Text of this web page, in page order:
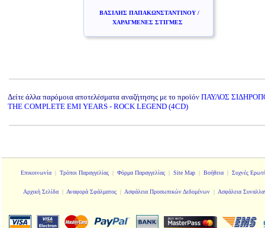
ΒΑΣΙΛΗΣ ΠΑΠΑΚΩΝΣΤΑΝΤΙΝΟΥ /
ΧΑΡΑΓΜΕΝΕΣ ΣΤΙΓΜΕΣ
Δείτε άλλα παρόμοια αποτελέσματα αναζήτησης με το προϊόν ΠΑΥΛΟΣ
THE COMPLETE EMI YEARS - ROCK LEGEND (4CD)
Επικοινωνία | Τρόποι Παραγγελίας | Φόρμα Παραγγελίας | Site Map | Βοήθεια | Συχνές
Αρχική Σελίδα| Αναφορά Σφάλματος| Ασφάλεια Προσωπικών Δεδομένων | Ασφάλεια